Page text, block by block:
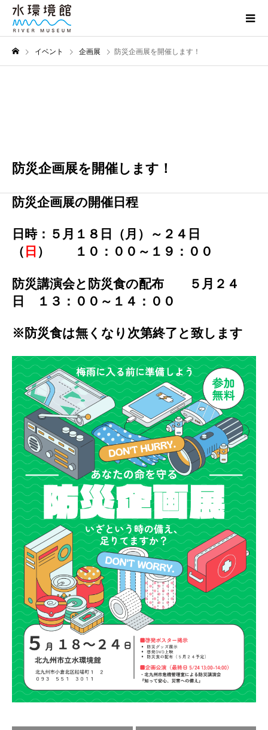
イベント 企画展 防災企画展を開催します！
防災企画展を開催します！
防災企画展の開催日程
日時：５月１８日（月）～２４日
（ 日 ） １０：００～１９：００
防災講演会と防災食の配布 ５月２４
日 １３：００～１４：００
※防災食は無くなり次第終了と致します